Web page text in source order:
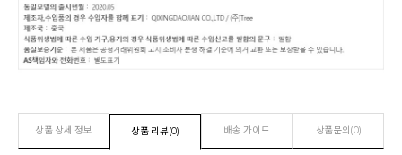
상품 상세 정보 상품 리뷰(0) 배송 가이드 상품문의(0)